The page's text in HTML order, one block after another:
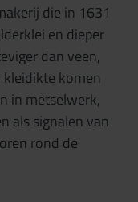
die in 1631
en dieper
dan veen,
komen
in metselwerk,
als signalen van
rond de